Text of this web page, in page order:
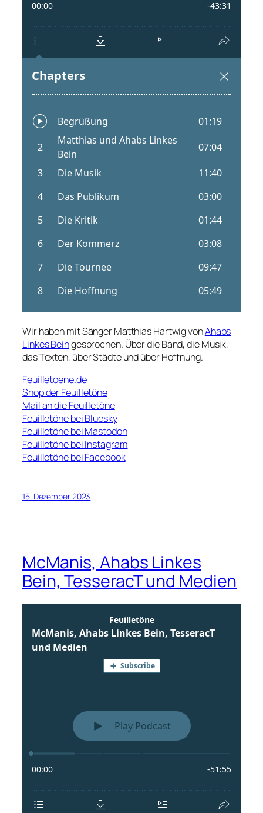
Wir haben mit Sänger Matthias Hartwig vonAhabs
Linkes Beingesprochen. Über die Band, die Musik,
das Texten, über Städte und über Hoffnung.
Feuilletoene.de
Shop der Feuilletöne
Mail an die Feuilletöne
Feuilletöne bei Bluesky
Feuilletöne bei Mastodon
Feuilletöne bei Instagram
Feuilletöne bei Facebook
15. Dezember 2023
McManis, Ahabs Linkes
Bein, TesseracT und Medien